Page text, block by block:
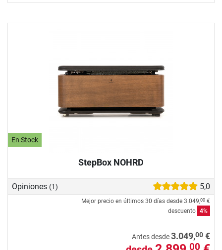
En Stock
StepBox NOHRD
Opiniones (1) 5,0
Mejor precio en últimos 30 días desde 3.049,00 €
descuento 4%
Antes desde3.049,00 €
00